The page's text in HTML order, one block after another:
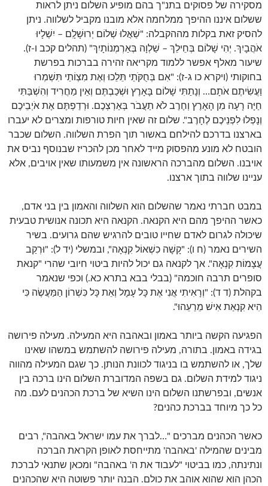
מסקירה של פסוקים בתנ"ך בהם מופיע השלום ניתן לראות
ששלום איננו ההיפך ממלחמה אלא מובנו מקביל לשלווה. ניתן
להסיק זאת בקלות מההקבלה: "שַׁאֲלוּ שְׁלוֹם יְרוּשָׁלִָם – יִשְׁלָיוּ
אֹהֲבָיִךְ. יְהִי שָׁלוֹם בְּחֵילֵךְ – שַׁלְוָה בְּאַרְמְנוֹתָיִךְ" (תהלים קכב ו-ז).
שיעור מאלף אפשר ללמוד מקריאה זהירה בברכות בפרשת
בחוקותי (ויקרא כו ג-ז): "אִם בְּחֻקֹּתַי תֵּלֵכוּ וְאֶת מִצְו‍ֹתַי תִּשְׁמְרוּ
וַעֲשִׂיתֶם אֹתָם… וְנָתַתִּי שָׁלוֹם בָּאָרֶץ וּשְׁכַבְתֶּם וְאֵין מַחֲרִיד וְהִשְׁבַּתִּי
חַיָּה רָעָה מִן הָאָרֶץ וְחֶרֶב לֹא תַעֲבֹר בְּאַרְצְכֶם. וּרְדַפְתֶּם אֶת אֹיְבֵיכֶם
וְנָפְלוּ לִפְנֵיכֶם לֶחָרֶב". שלום זה שאין חיות טורפות ומצרים לא יעברו
בארצנו בדרכם להילחם באשור תוך הפרת השלווה. השלום שכבר
הובטח לא מונע מהפסוק מייד לאחר מכן להכריז שבנוסף נביס את
אויבנו. השלום מהברכה הראשונה אין משמעותו שאין אויבים, אלא
עניינו שלווה בתוך ארצנו.
במבט חברתי נאמר שהשלום הוא השלווה והאמון בין בני אדם,
כאשר ההיפך מהם היא הקנאה. הקנאה היא תכונה אנושית טבעית
שיכולה לגרום לאדם שחייו טובים להרגיש שהם גרועים. בשיר
השירים נאמר (ח ו): "קָשָׁה כִשְׁאוֹל קִנְאָה", ובמשלי (יד ל): "וּרְקַב
עֲצָמוֹת קִנְאָה". אך לקנאה גם יכול להיות ביטוי חיובי שהרי "קנאת
סופרים תרבה חוכמה" (בבלי בבא בתרא כא.) וכפי שנאמר
בקהלת (ד ד): "וְרָאִיתִי אֲנִי אֶת כָּל עָמָל וְאֵת כָּל כִּשְׁרוֹן הַמַּעֲשֶׂה כִּי
הִיא קִנְאַת אִישׁ מֵרֵעֵהוּ".
הפגיעה הקשה ביותר באמון ובאהבה היא המעילה. מעילה פירושה
בגידה באמון. בתורה, מעילה פירושה להשתמש במשהו שאינו
שלך, או להשתמש בו בניגוד לכוונת הנותן. כך שגם המעילה מהווה
ניגוד למידת השלום. גם בשפה המדוברת השלום הינו ברכה בין
אנשים, ובפרשתנו השלום הינו השיא של ברכת הכהנים לעם. מה
כל כך מיוחד בברכת כהנים?
כאשר הכהנים מברכים "…לברך את עמו ישראל באהבה", רבים
מבינים שהמילה 'באהבה' מתייחסת לאופן הקראת הברכה
ונתינתה, כמו בביטוי "לעבוד את ה' באהבה" ומכאן שתנאי לברכת
הכהן הוא שהוא אוהב את כולם. הבנה יותר פשוטה היא שהכהנים